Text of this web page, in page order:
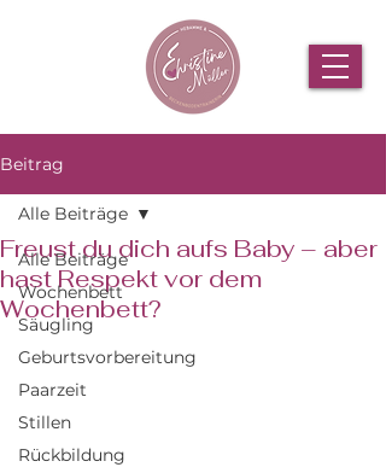
Beitrag
Alle Beiträge
Wochenbett
Säugling
Geburtsvorbereitung
Paarzeit
Stillen
Rückbildung
Alle Beiträge
Freust du dich aufs Baby – aber
hast Respekt vor dem
Wochenbett?